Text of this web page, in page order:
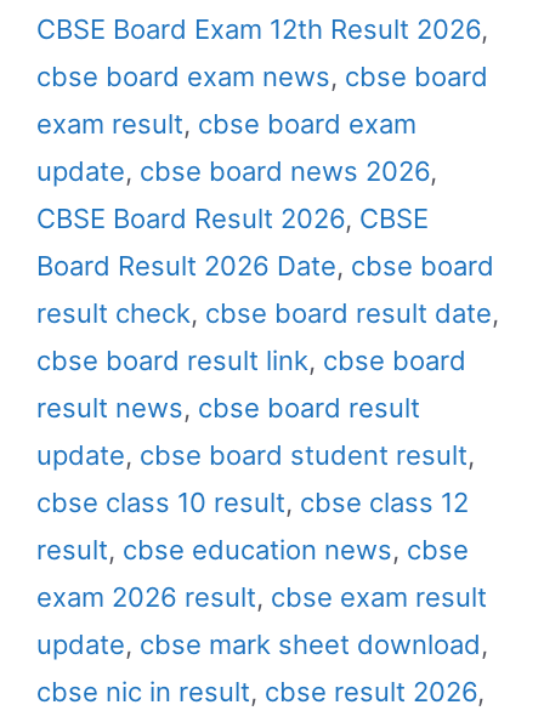
CBSE Board Exam 12th Result 2026,
cbse board exam news, cbse board
exam result, cbse board exam
update, cbse board news 2026,
CBSE Board Result 2026, CBSE
Board Result 2026 Date, cbse board
result check, cbse board result date,
cbse board result link, cbse board
result news, cbse board result
update, cbse board student result,
cbse class 10 result, cbse class 12
result, cbse education news, cbse
exam 2026 result, cbse exam result
update, cbse mark sheet download,
cbse nic in result, cbse result 2026,